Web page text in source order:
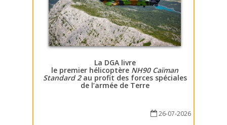
La DGA livre
le premier hélicoptère NH90 Caïman
Standard 2au profit des forces spéciales
de l’armée de Terre
26-07-2026